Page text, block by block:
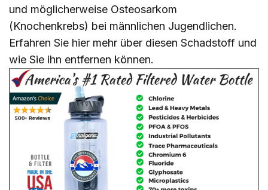
und möglicherweise Osteosarkom
(Knochenkrebs) bei männlichen Jugendlichen.
Erfahren Sie hier mehr über diesen Schadstoff und
wie Sie ihn entfernen können.